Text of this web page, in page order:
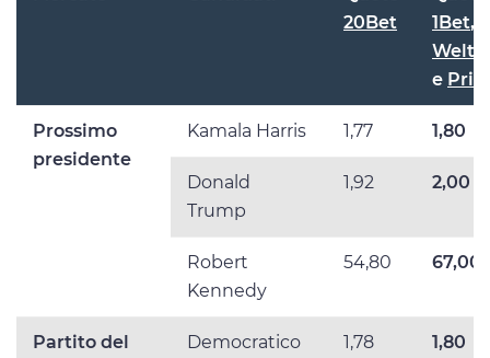
20Bet
1Bet,
e
Prossimo
presidente
Kamala Harris 1,77 1,80
Donald
Trump
1,92 2,00
Robert
Kennedy
54,80 67,00
Partito del
Democratico 1,78 1,80